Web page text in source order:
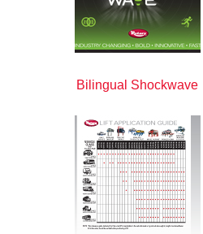
Bilingual Shockwave